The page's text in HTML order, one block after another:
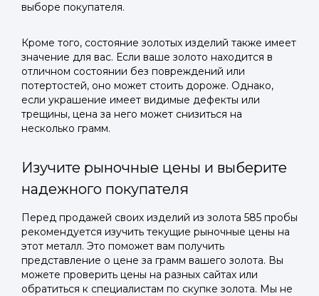
выборе покупателя.
Кроме того, состояние золотых изделий также имеет
значение для вас. Если ваше золото находится в
отличном состоянии без повреждений или
потертостей, оно может стоить дороже. Однако,
если украшение имеет видимые дефекты или
трещины, цена за него может снизиться на
несколько грамм.
Изучите рыночные цены и выберите
надежного покупателя
Перед продажей своих изделий из золота 585 пробы
рекомендуется изучить текущие рыночные цены на
этот металл. Это поможет вам получить
представление о цене за грамм вашего золота. Вы
можете проверить цены на разных сайтах или
обратиться к специалистам по скупке золота. Мы не